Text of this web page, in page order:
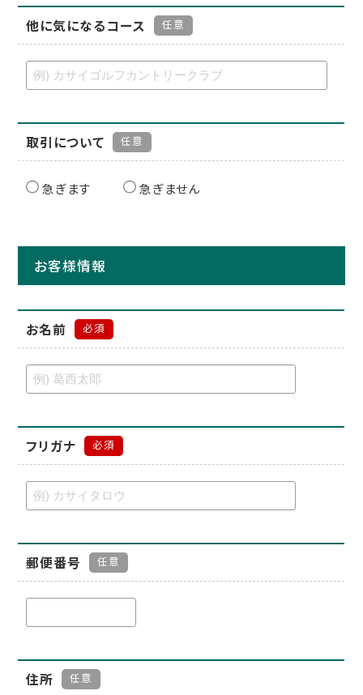
他に気になるコース 任意
取引について 任意
急ぎます 急ぎません
お客様情報
お名前 必須
フリガナ 必須
郵便番号 任意
住所 任意